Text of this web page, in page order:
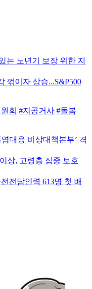
는 노년기 보장 위한 지
꺾이자 상승...S&P500
회 #지공거사 #돌봄
대응 비상대책본부’ 격
상, 고령층 집중 보호
전담인력 613명 첫 배